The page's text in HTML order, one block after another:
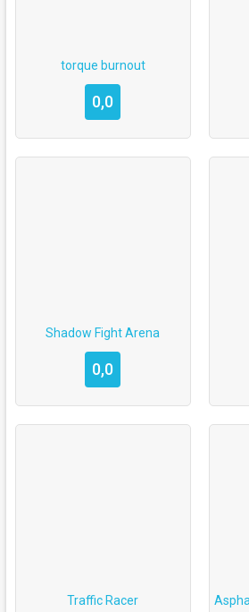
torque burnout
0,0
Shadow Fight Arena
0,0
Traffic Racer